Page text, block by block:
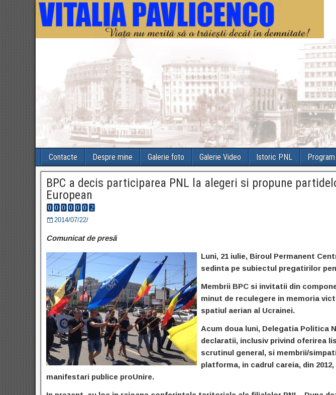
Contacte Despre mine Galerie foto Galerie Video Istoric PNL
BPC a decis participarea PNL la alegeri si propune
European
2014/07/22/
Comunicat de presă
Luni, 21 iulie, Biroul Permanent
sedinta pe subiectul pregatirilor
Membrii BPC si invitatii din
minut de reculegere in memoria
spatiul aerian al Ucrainei.
Acum doua luni, Delegatia Politica
declaratii, inclusiv privind oferirea
scrutinul general, si membrii/
platforma, in cadrul careia, din
manifestari publice proUnire.